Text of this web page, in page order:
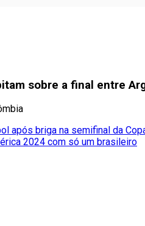
sobre a final entre
após briga na semifinal da
2024 com só um brasileiro